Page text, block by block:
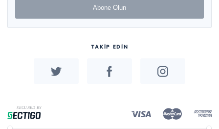
Abone Olun
TAKİP EDİN